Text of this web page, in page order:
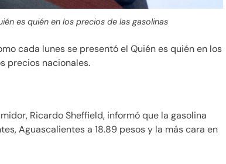
es quién en los precios de las gasolinas
cada lunes se presentó el Quién es quién en los
precios nacionales.
Ricardo Sheffield, informó que la gasolina
Aguascalientes a 18.89 pesos y la más cara en